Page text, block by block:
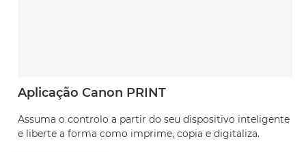
Aplicação Canon PRINT
Assuma o controlo a partir do seu dispositivo inteligente
e liberte a forma como imprime, copia e digitaliza.